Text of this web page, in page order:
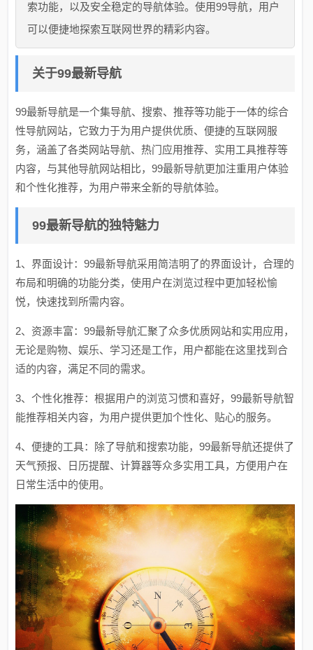
索功能，以及安全稳定的导航体验。使用99导航，用户
可以便捷地探索互联网世界的精彩内容。
关于99最新导航
99最新导航是一个集导航、搜索、推荐等功能于一体的综合
性导航网站，它致力于为用户提供优质、便捷的互联网服
务，涵盖了各类网站导航、热门应用推荐、实用工具推荐等
内容，与其他导航网站相比，99最新导航更加注重用户体验
和个性化推荐，为用户带来全新的导航体验。
99最新导航的独特魅力
1、界面设计：99最新导航采用简洁明了的界面设计，合理的
布局和明确的功能分类，使用户在浏览过程中更加轻松愉
悦，快速找到所需内容。
2、资源丰富：99最新导航汇聚了众多优质网站和实用应用，
无论是购物、娱乐、学习还是工作，用户都能在这里找到合
适的内容，满足不同的需求。
3、个性化推荐：根据用户的浏览习惯和喜好，99最新导航智
能推荐相关内容，为用户提供更加个性化、贴心的服务。
4、便捷的工具：除了导航和搜索功能，99最新导航还提供了
天气预报、日历提醒、计算器等众多实用工具，方便用户在
日常生活中的使用。